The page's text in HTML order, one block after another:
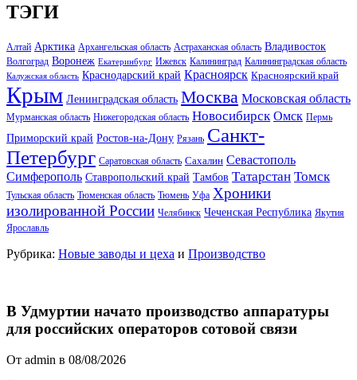
ТЭГИ
Алтай Арктика Архангельская область Астраханская область Владивосток
Волгоград Воронеж Екатеринбург Ижевск Калининград Калининградская область
Калужская область Краснодарский край Красноярск Красноярский край
Крым Ленинградская область Москва Московская область
Мурманская область Нижегородская область Новосибирск Омск Пермь
Приморский край Ростов-на-Дону Рязань Санкт-
Петербург Саратовская область Сахалин Севастополь
Симферополь Ставропольский край Тамбов Татарстан Томск
Тульская область Тюменская область Тюмень Уфа Хроники
изолированной России Челябинск Чеченская Республика Якутия
Ярославль
Рубрика: Новые заводы и цеха и Производство
В Удмуртии начато производство аппаратуры
для российских операторов сотовой связи
От admin в 08/08/2026